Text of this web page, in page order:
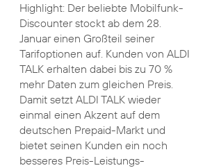
Highlight: Der beliebte Mobilfunk-
Discounter stockt ab dem 28.
Januar einen Großteil seiner
Tarifoptionen auf. Kunden von ALDI
TALK erhalten dabei bis zu 70 %
mehr Daten zum gleichen Preis.
Damit setzt ALDI TALK wieder
einmal einen Akzent auf dem
deutschen Prepaid-Markt und
bietet seinen Kunden ein noch
besseres Preis-Leistungs-